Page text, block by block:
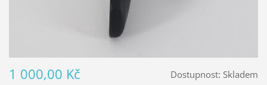
Dostupnost: Skladem
1 000,00 Kč